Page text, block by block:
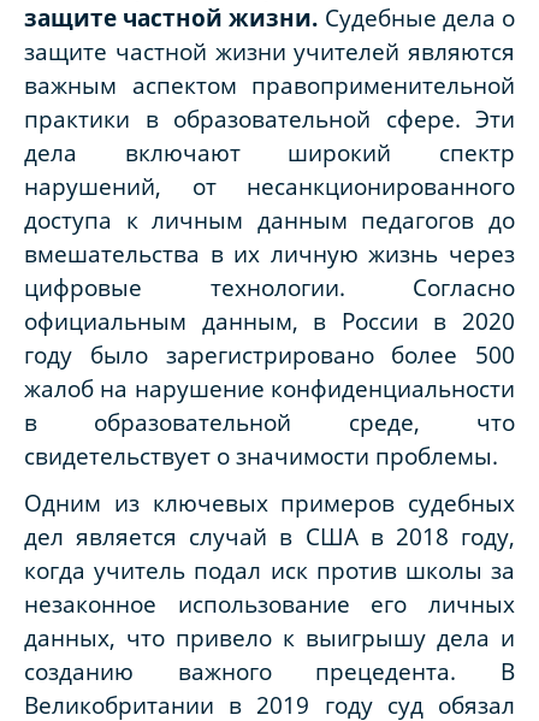
защите частной жизни. Судебные дела о
защите частной жизни учителей являются
важным аспектом правоприменительной
практики в образовательной сфере. Эти
дела включают широкий спектр
нарушений, от несанкционированного
доступа к личным данным педагогов до
вмешательства в их личную жизнь через
цифровые технологии. Согласно
официальным данным, в России в 2020
году было зарегистрировано более 500
жалоб на нарушение конфиденциальности
в образовательной среде, что
свидетельствует о значимости проблемы.
Одним из ключевых примеров судебных
дел является случай в США в 2018 году,
когда учитель подал иск против школы за
незаконное использование его личных
данных, что привело к выигрышу дела и
созданию важного прецедента. В
Великобритании в 2019 году суд обязал